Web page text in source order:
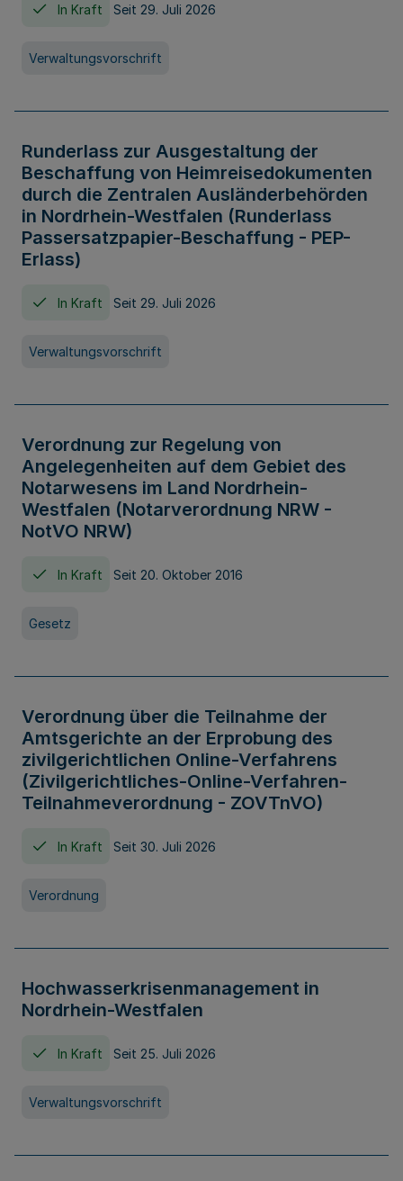
In Kraft Seit 29. Juli 2026
Verwaltungsvorschrift
Runderlass zur Ausgestaltung der
Beschaffung von Heimreisedokumenten
durch die Zentralen Ausländerbehörden
in Nordrhein-Westfalen (Runderlass
Passersatzpapier-Beschaffung - PEP-
Erlass)
In Kraft Seit 29. Juli 2026
Verwaltungsvorschrift
Verordnung zur Regelung von
Angelegenheiten auf dem Gebiet des
Notarwesens im Land Nordrhein-
Westfalen (Notarverordnung NRW -
NotVO NRW)
In Kraft Seit 20. Oktober 2016
Gesetz
Verordnung über die Teilnahme der
Amtsgerichte an der Erprobung des
zivilgerichtlichen Online-Verfahrens
(Zivilgerichtliches-Online-Verfahren-
Teilnahmeverordnung - ZOVTnVO)
In Kraft Seit 30. Juli 2026
Verordnung
Hochwasserkrisenmanagement in
Nordrhein-Westfalen
In Kraft Seit 25. Juli 2026
Verwaltungsvorschrift